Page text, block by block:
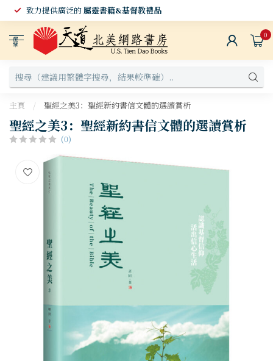
致力提供廣泛的屬靈書籍&基督教禮品
選
單
0
主頁 / 聖經之美3：聖經新約書信文體的選讀賞析
聖經之美3：聖經新約書信文體的選讀賞析
(0)